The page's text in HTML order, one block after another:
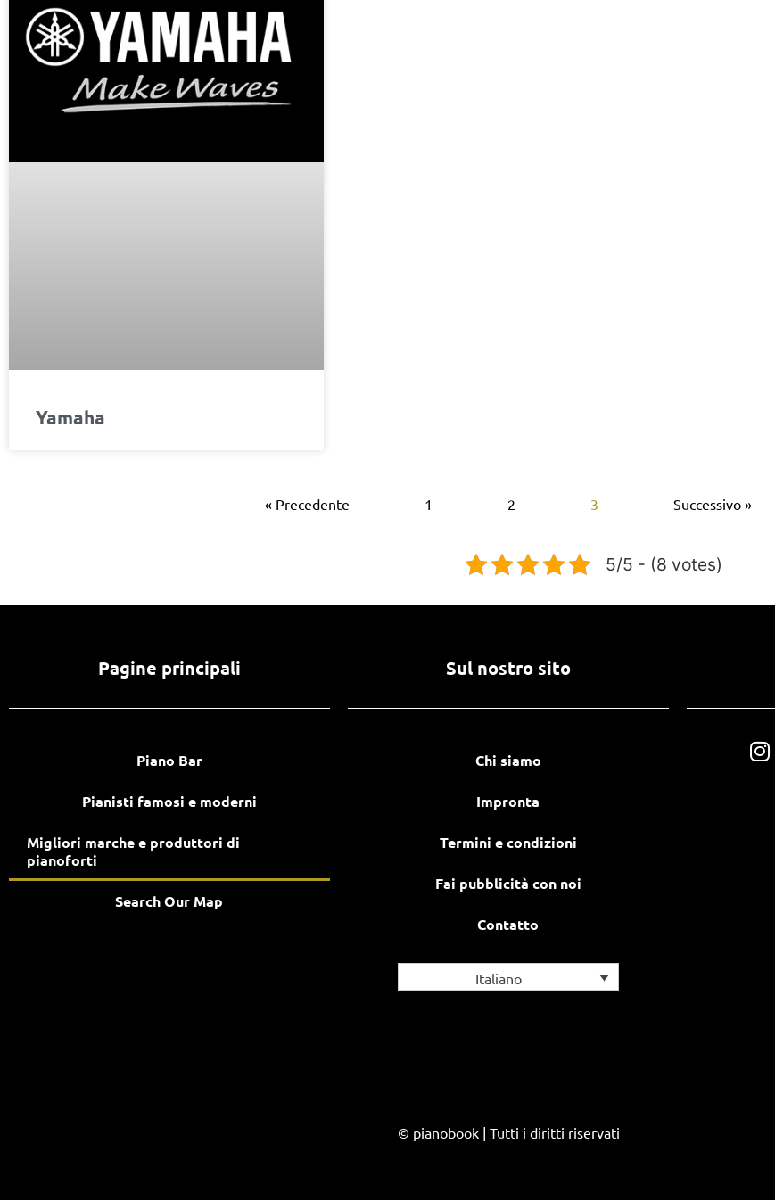
Yamaha
« Precedente 1 2 3 Successivo »
5/5 - (8 votes)
Pagine principali
Piano Bar
Pianisti famosi e moderni
Migliori marche e produttori di
pianoforti
Search Our Map
Sul nostro sito
Chi siamo
Impronta
Termini e condizioni
Fai pubblicità con noi
Contatto
Italiano
© pianobook | Tutti i diritti riservati